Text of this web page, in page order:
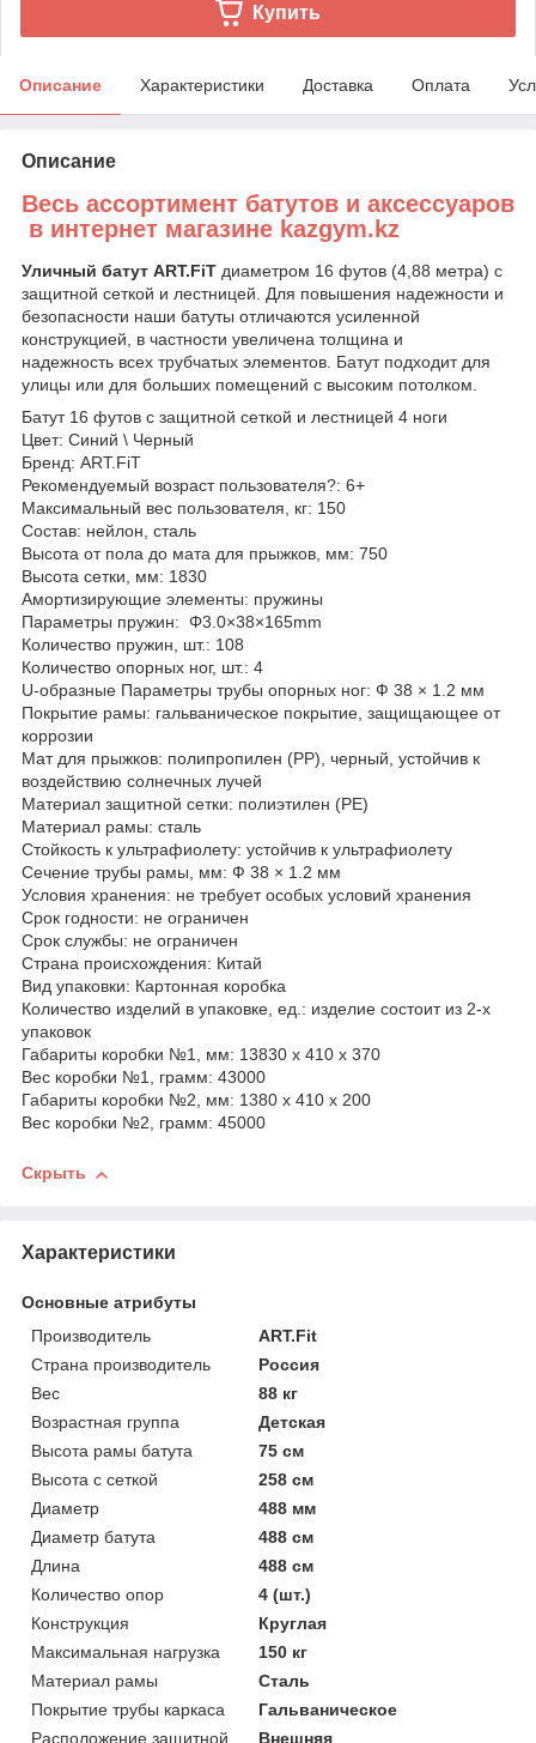
Купить
Описание Характеристики Доставка Оплата
Описание
Весь ассортимент батутов и аксессуаров
в интернет магазине kazgym.kz
Уличный батут ART.FiT диаметром 16 футов (4,88 метра) с
защитной сеткой и лестницей. Для повышения надежности и
безопасности наши батуты отличаются усиленной
конструкцией, в частности увеличена толщина и
надежность всех трубчатых элементов. Батут подходит для
улицы или для больших помещений с высоким потолком.
Батут 16 футов с защитной сеткой и лестницей 4 ноги
Цвет: Синий \ Черный
Бренд: ART.FiT
Рекомендуемый возраст пользователя?: 6+
Максимальный вес пользователя, кг: 150
Состав: нейлон, сталь
Высота от пола до мата для прыжков, мм: 750
Высота сетки, мм: 1830
Амортизирующие элементы: пружины
Параметры пружин: Φ3.0×38×165mm
Количество пружин, шт.: 108
Количество опорных ног, шт.: 4
U-образные Параметры трубы опорных ног: Ф 38 × 1.2 мм
Покрытие рамы: гальваническое покрытие, защищающее от
коррозии
Мат для прыжков: полипропилен (PP), черный, устойчив к
воздействию солнечных лучей
Материал защитной сетки: полиэтилен (PE)
Материал рамы: сталь
Стойкость к ультрафиолету: устойчив к ультрафиолету
Сечение трубы рамы, мм: Ф 38 × 1.2 мм
Условия хранения: не требует особых условий хранения
Срок годности: не ограничен
Срок службы: не ограничен
Страна происхождения: Китай
Вид упаковки: Картонная коробка
Количество изделий в упаковке, ед.: изделие состоит из 2-х
упаковок
Габариты коробки №1, мм: 13830 х 410 х 370
Вес коробки №1, грамм: 43000
Габариты коробки №2, мм: 1380 х 410 х 200
Вес коробки №2, грамм: 45000
Скрыть
Характеристики
Основные атрибуты
Производитель
ART.Fit
Страна производитель
Россия
Вес
88 кг
Возрастная группа
Детская
Высота рамы батута
75 см
Высота с сеткой
258 см
Диаметр
488 мм
Диаметр батута
488 см
Длина
488 см
Количество опор
4 (шт.)
Конструкция
Круглая
Максимальная нагрузка
150 кг
Материал рамы
Сталь
Покрытие трубы каркаса
Гальваническое
Расположение защитной
Внешняя